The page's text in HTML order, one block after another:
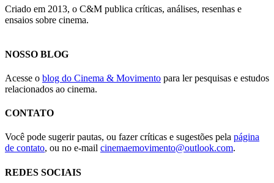
Criado em 2013, o C&M publica críticas, análises, resenhas e
ensaios sobre cinema.
NOSSO BLOG
Acesse o blog do Cinema & Movimento para ler pesquisas e estudos
relacionados ao cinema.
CONTATO
Você pode sugerir pautas, ou fazer críticas e sugestões pela página
de contato, ou no e-mail cinemaemovimento@outlook.com.
REDES SOCIAIS